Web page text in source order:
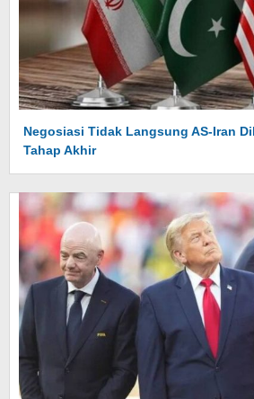
Negosiasi Tidak Langsung AS-Iran
Tahap Akhir